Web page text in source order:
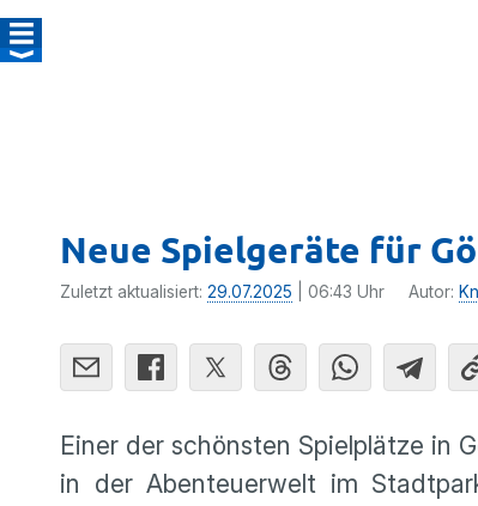
Neue Spielgeräte für
Zuletzt aktualisiert: 29.07.2025 | 06:43 Uhr Autor:
Einer der schönsten Spielplätze in
in der Abenteuerwelt im